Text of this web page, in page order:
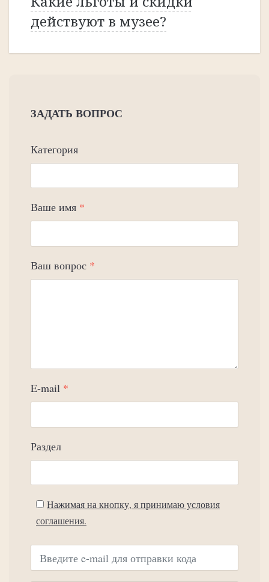
действуют в музее?
ЗАДАТЬ ВОПРОС
Категория
Ваше имя *
Ваш вопрос *
E-mail *
Раздел
Нажимая на кнопку, я принимаю условия
соглашения.